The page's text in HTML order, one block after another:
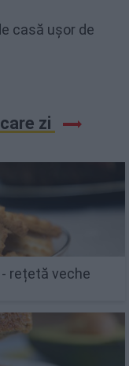
casă ușor de
zi
rețetă veche